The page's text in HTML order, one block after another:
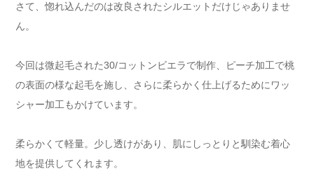
さて、惚れ込んだのは改良されたシルエットだけじゃありませ
ん。
今回は微起毛された30/コットンビエラで制作、ピーチ加工で桃
の表面の様な起毛を施し、さらに柔らかく仕上げるためにワッ
シャー加工もかけています。
柔らかくて軽量。少し透けがあり、肌にしっとりと馴染む着心
地を提供してくれます。